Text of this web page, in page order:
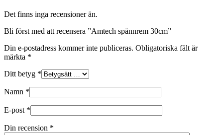
Det finns inga recensioner än.
Bli först med att recensera ”Amtech spännrem 30cm”
Din e-postadress kommer inte publiceras. Obligatoriska fält är
märkta *
Ditt betyg *
Namn *
E-post *
Din recension *